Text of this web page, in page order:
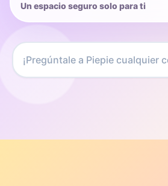
Un espacio seguro solo para ti